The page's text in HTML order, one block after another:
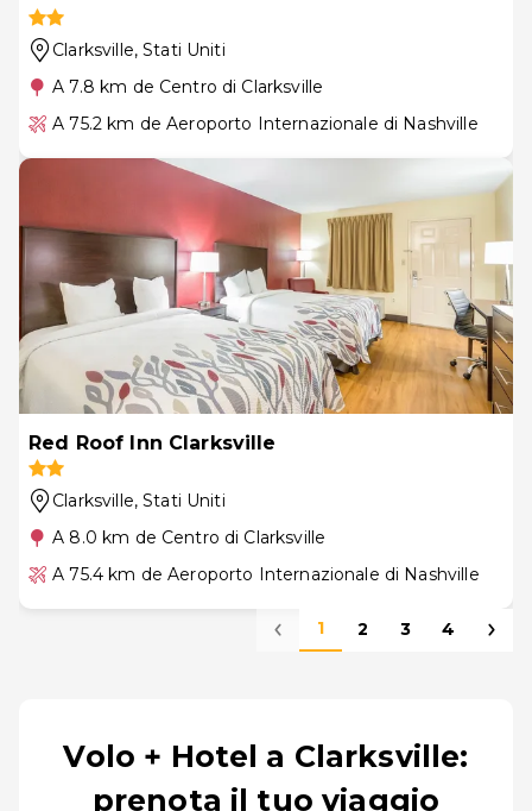
Clarksville, Stati Uniti
A 7.8 km de Centro di Clarksville
A 75.2 km de Aeroporto Internazionale di Nashville
Red Roof Inn Clarksville
Clarksville, Stati Uniti
A 8.0 km de Centro di Clarksville
A 75.4 km de Aeroporto Internazionale di Nashville
1 2 3 4
Volo + Hotel a Clarksville:
prenota il tuo viaggio